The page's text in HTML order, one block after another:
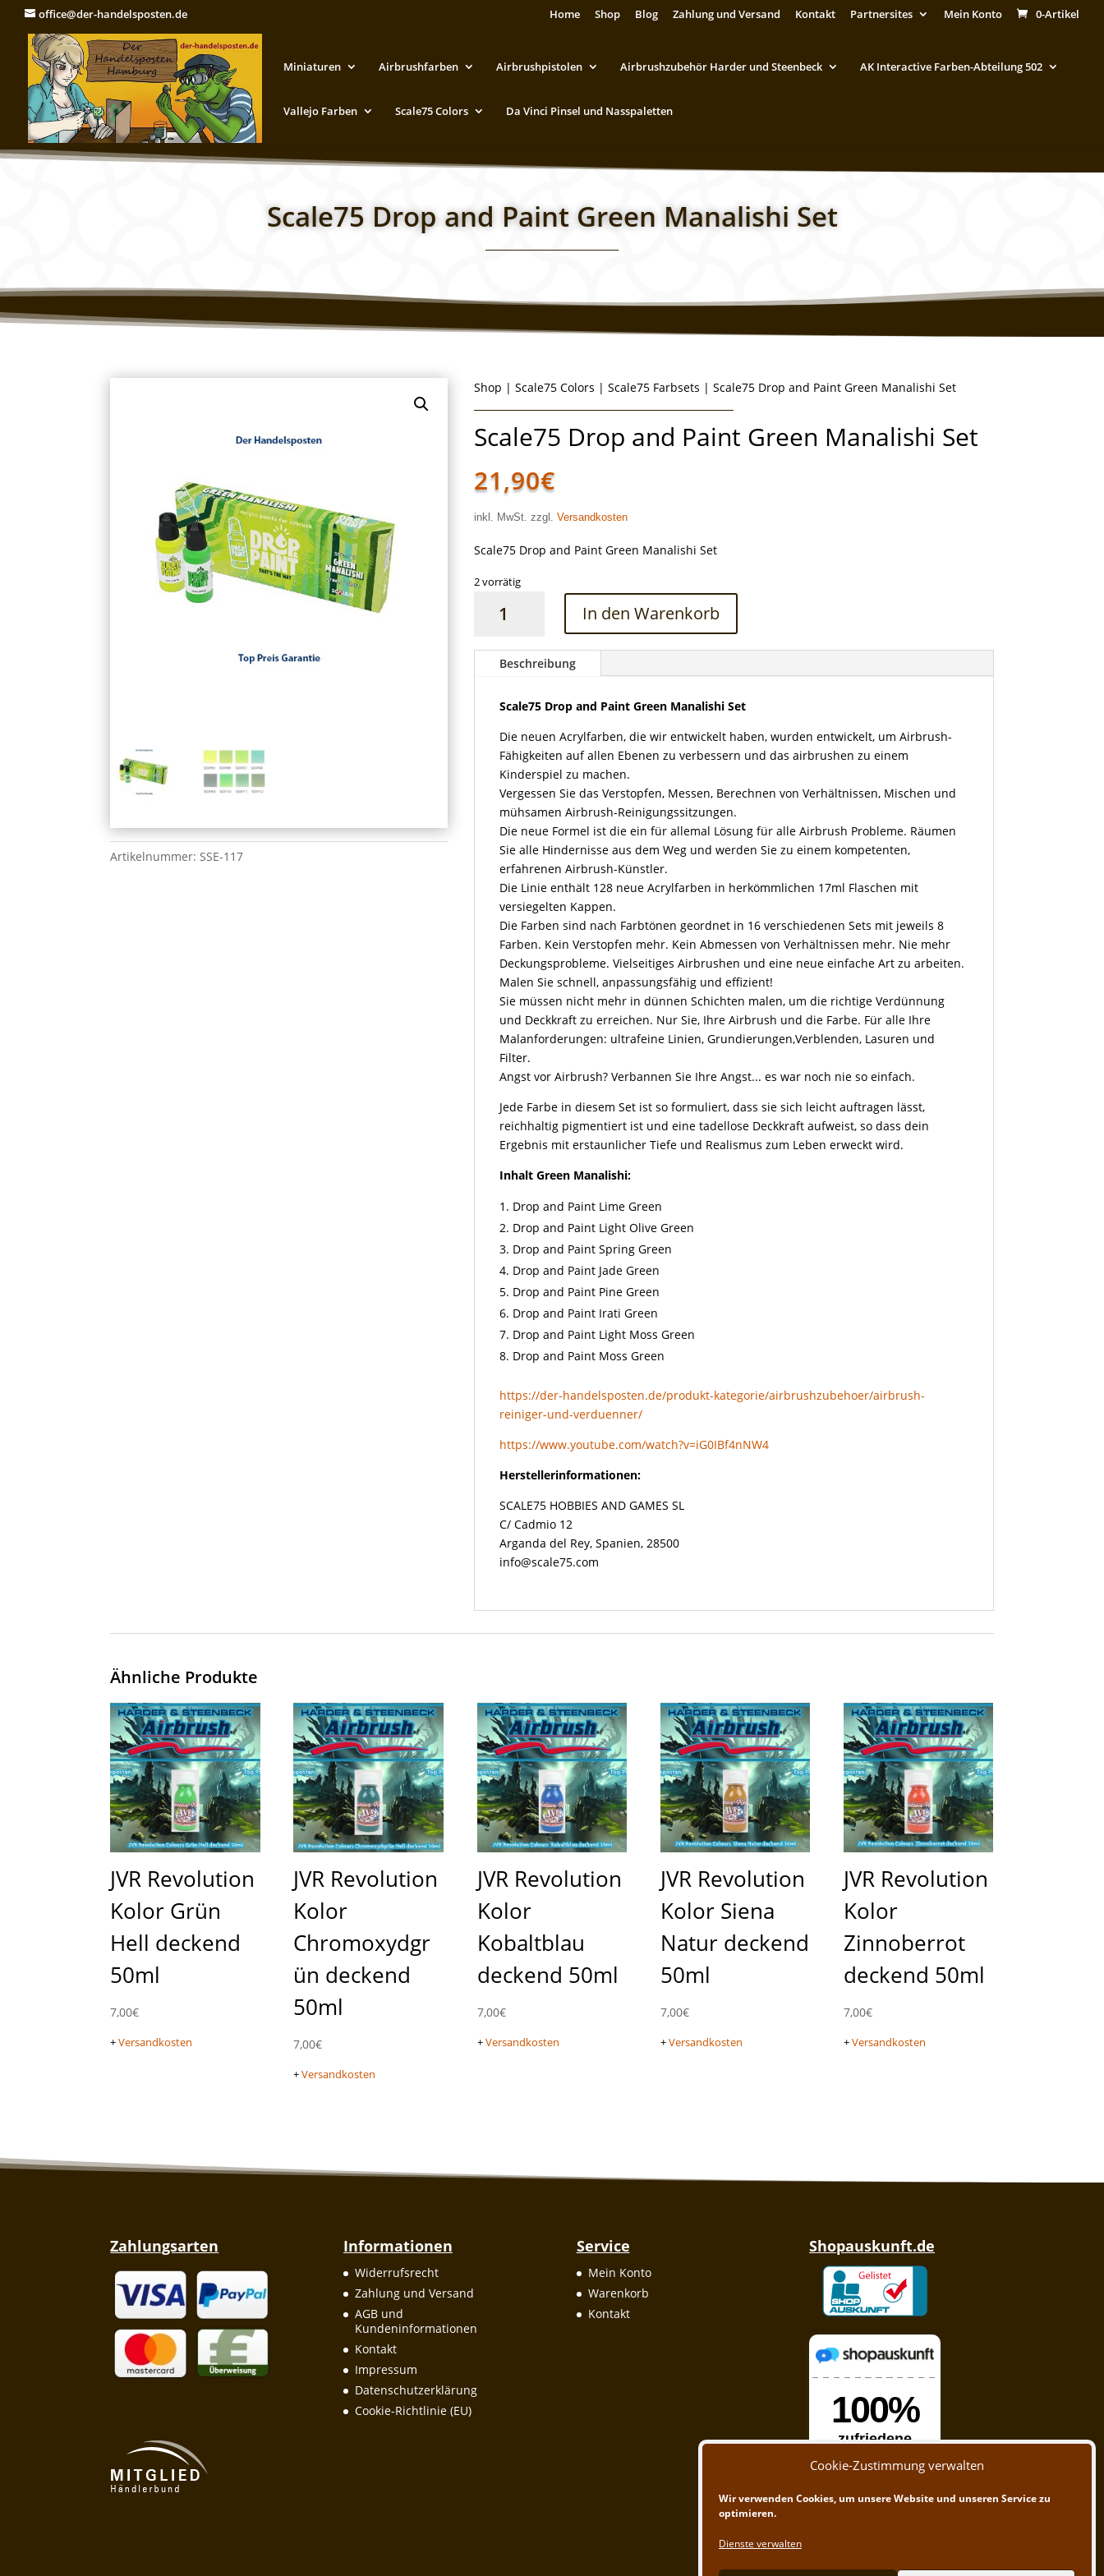
Cookie-Zustimmung verwalten
Wir verwenden Cookies, um unsere Website und unseren Service zu
optimieren.
Dienste verwalten
office@der-handelsposten.de Home Shop Blog Zahlung und Versand Kontakt Partnersites Mein Konto 0-Artikel
Miniaturen Airbrushfarben Airbrushpistolen Airbrushzubehör Harder und Steenbeck AK Interactive Farben-Abteilung 502
Vallejo Farben Scale75 Colors Da Vinci Pinsel und Nasspaletten
Scale75 Drop and Paint Green Manalishi Set
Artikelnummer: SSE-117
Shop |Scale75 Colors |Scale75 Farbsets | Scale75 Drop and Paint Green Manalishi Set
Scale75 Drop and Paint Green Manalishi Set
21,90€
inkl. MwSt. zzgl.Versandkosten
Scale75 Drop and Paint Green Manalishi Set
2 vorrätig
Paint
Menge
In den Warenkorb
Beschreibung
Scale75 Drop and Paint Green Manalishi Set
Die neuen Acrylfarben, die wir entwickelt haben, wurden entwickelt, um Airbrush-
Fähigkeiten auf allen Ebenen zu verbessern und das airbrushen zu einem
Kinderspiel zu machen.
Vergessen Sie das Verstopfen, Messen, Berechnen von Verhältnissen, Mischen und
mühsamen Airbrush-Reinigungssitzungen.
Die neue Formel ist die ein für allemal Lösung für alle Airbrush Probleme. Räumen
Sie alle Hindernisse aus dem Weg und werden Sie zu einem kompetenten,
erfahrenen Airbrush-Künstler.
Die Linie enthält 128 neue Acrylfarben in herkömmlichen 17ml Flaschen mit
versiegelten Kappen.
Die Farben sind nach Farbtönen geordnet in 16 verschiedenen Sets mit jeweils 8
Farben. Kein Verstopfen mehr. Kein Abmessen von Verhältnissen mehr. Nie mehr
Deckungsprobleme. Vielseitiges Airbrushen und eine neue einfache Art zu arbeiten.
Malen Sie schnell, anpassungsfähig und effizient!
Sie müssen nicht mehr in dünnen Schichten malen, um die richtige Verdünnung
und Deckkraft zu erreichen. Nur Sie, Ihre Airbrush und die Farbe. Für alle Ihre
Malanforderungen: ultrafeine Linien, Grundierungen,Verblenden, Lasuren und
Filter.
Angst vor Airbrush? Verbannen Sie Ihre Angst... es war noch nie so einfach.
Jede Farbe in diesem Set ist so formuliert, dass sie sich leicht auftragen lässt,
reichhaltig pigmentiert ist und eine tadellose Deckkraft aufweist, so dass dein
Ergebnis mit erstaunlicher Tiefe und Realismus zum Leben erweckt wird.
Inhalt Green Manalishi:
Drop and Paint Lime Green
Drop and Paint Light Olive Green
Drop and Paint Spring Green
Drop and Paint Jade Green
Drop and Paint Pine Green
Drop and Paint Irati Green
Drop and Paint Light Moss Green
Drop and Paint Moss Green
https://der-handelsposten.de/produkt-kategorie/airbrushzubehoer/airbrush-
reiniger-und-verduenner/
https://www.youtube.com/watch?v=iG0IBf4nNW4
Herstellerinformationen:
SCALE75 HOBBIES AND GAMES SL
C/ Cadmio 12
Arganda del Rey, Spanien, 28500
info@scale75.com
Ähnliche Produkte
JVR Revolution
Kolor Grün
Hell deckend
50ml
7,00€
+Versandkosten
JVR Revolution
Kolor
Chromoxydgr
ün deckend
50ml
7,00€
+Versandkosten
JVR Revolution
Kolor
Kobaltblau
deckend 50ml
7,00€
+Versandkosten
JVR Revolution
Kolor Siena
Natur deckend
50ml
7,00€
+Versandkosten
JVR Revolution
Kolor
Zinnoberrot
deckend 50ml
7,00€
+Versandkosten
Zahlungsarten Informationen
Widerrufsrecht
Zahlung und Versand
AGB und
Kundeninformationen
Kontakt
Impressum
Datenschutzerklärung
Cookie-Richtlinie (EU)
Service
Mein Konto
Warenkorb
Kontakt
Shopauskunft.de